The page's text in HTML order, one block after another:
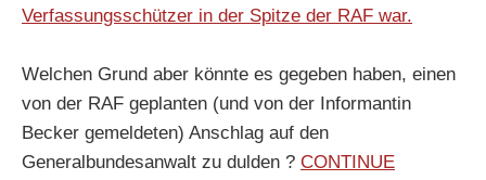
Verfassungsschützer in der Spitze der RAF war.
Welchen Grund aber könnte es gegeben haben, einen
von der RAF geplanten (und von der Informantin
Becker gemeldeten) Anschlag auf den
Generalbundesanwalt zu dulden ? CONTINUE